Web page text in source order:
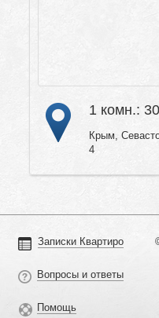
1 комн.:
Крым,
4
Записки Квартиро
Вопросы и ответы
Помощь